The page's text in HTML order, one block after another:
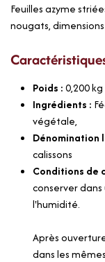
Feuilles azyme
nougats,
Poids :0,200kg
Ingrédients :
végétale,
Dénomination
calissons
Conditions de
conserver
l'humidité.
Après
dans les